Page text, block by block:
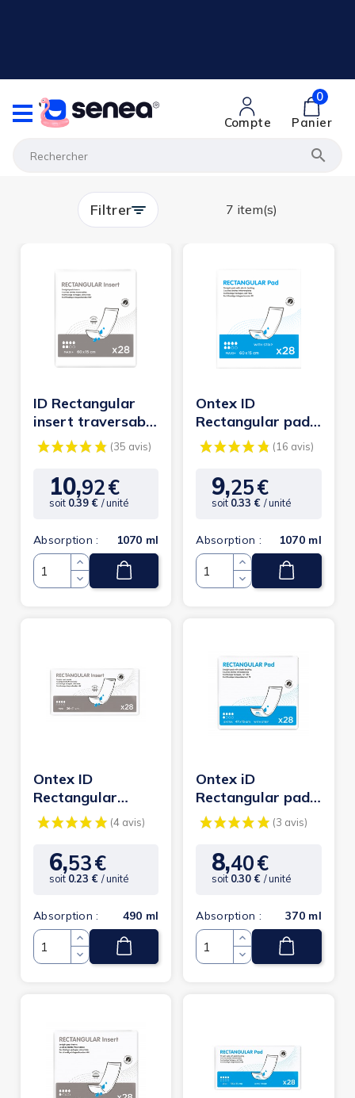

Compte
0
Panier
Filtrer 7 item(s)
ID Rectangular
insert traversable
MAXI 15X60cm -
Couches...
(35 avis)
Prix
10,92€
soit 0.39 € / unité
Absorption : 1070 ml
Quantité
Ontex ID
Rectangular pad
intraversable
MAXI 15x60cm
Prix
9,25€
soit 0.33 €/ unité
Absorption : 1070 ml
Quantité
Ontex ID
Rectangular
insert traversable
MINI 11x36cm -...
Prix
6,53€
soit 0.23 € / unité
Absorption : 490 ml
Quantité
Ontex iD
Rectangular pad
intraversable
EXTRA 15x47cm
Prix
8,40€
soit 0.30 €/ unité
Absorption : 370 ml
Quantité